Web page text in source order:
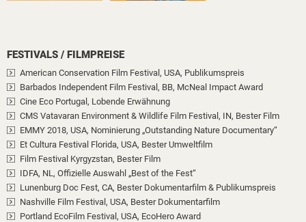
FESTIVALS / FILMPREISE
American Conservation Film Festival, USA, Publikumspreis
Barbados Independent Film Festival, BB, McNeal Impact Award
Cine Eco Portugal , Lobende Erwähnung
CMS Vatavaran Environment & Wildlife Film Festival, IN, Bester Film
EMMY 2018, USA, Nominierung „Outstanding Nature Documentary“
Et Cultura Festival Florida, USA, Bester Umweltfilm
Film Festival Kyrgyzstan, Bester Film
IDFA, NL, Offizielle Auswahl „Best of the Fest“
Lunenburg Doc Fest, CA, Bester Dokumentarfilm & Publikumspreis
Nashville Film Festival, USA, Bester Dokumentarfilm
Portland EcoFilm Festival, USA, EcoHero Award